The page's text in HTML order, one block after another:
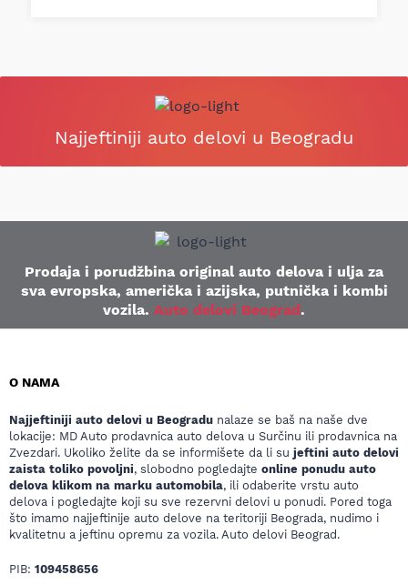
Najjeftiniji auto delovi u Beogradu
Prodaja i porudžbina original auto delova i ulja za
sva evropska, američka i azijska, putnička i kombi
vozila. Auto delovi Beograd.
O NAMA
Najjeftiniji auto delovi u Beogradu nalaze se baš na naše dve
lokacije: MD Auto prodavnica auto delova u Surčinu ili prodavnica na
Zvezdari. Ukoliko želite da se informišete da li su jeftini auto delovi
zaista toliko povoljni, slobodno pogledajte online ponudu auto
delova klikom na marku automobila, ili odaberite vrstu auto
delova i pogledajte koji su sve rezervni delovi u ponudi. Pored toga
što imamo najjeftinije auto delove na teritoriji Beograda, nudimo i
kvalitetnu a jeftinu opremu za vozila. Auto delovi Beograd.
PIB: 109458656